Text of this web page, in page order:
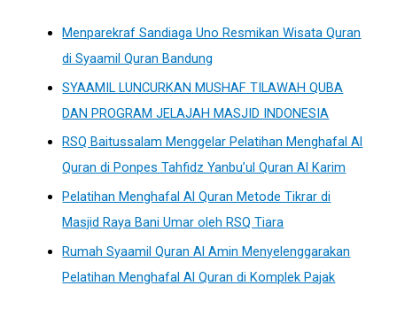
Menparekraf Sandiaga Uno Resmikan Wisata Quran
di Syaamil Quran Bandung
SYAAMIL LUNCURKAN MUSHAF TILAWAH QUBA
DAN PROGRAM JELAJAH MASJID INDONESIA
RSQ Baitussalam Menggelar Pelatihan Menghafal Al
Quran di Ponpes Tahfidz Yanbu’ul Quran Al Karim
Pelatihan Menghafal Al Quran Metode Tikrar di
Masjid Raya Bani Umar oleh RSQ Tiara
Rumah Syaamil Quran Al Amin Menyelenggarakan
Pelatihan Menghafal Al Quran di Komplek Pajak